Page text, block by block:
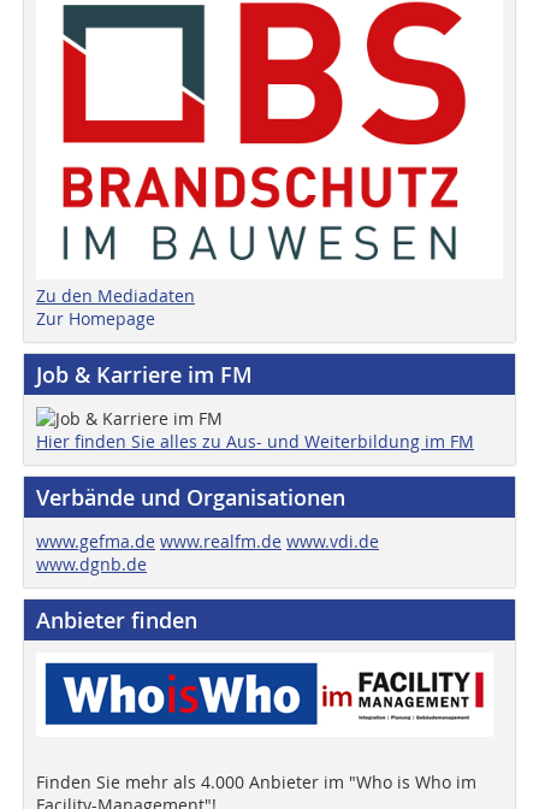
Zu den Mediadaten
Zur Homepage
Job & Karriere im FM
Hier finden Sie alles zu Aus- und Weiterbildung im FM
Verbände und Organisationen
www.gefma.de www.realfm.de www.vdi.de
www.dgnb.de
Anbieter finden
Finden Sie mehr als 4.000 Anbieter im "Who is Who im